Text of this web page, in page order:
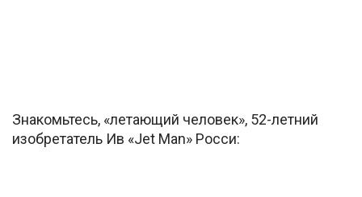
Знакомьтесь, «летающий человек», 52-летний
изобретатель Ив «Jet Man» Росси: